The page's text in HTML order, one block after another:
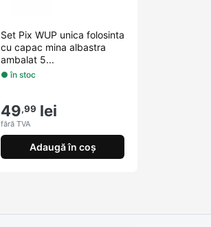
Set Pix WUP unica folosinta
cu capac mina albastra
ambalat 5...
● în stoc
49,99 lei
fără TVA
Adaugă în coș